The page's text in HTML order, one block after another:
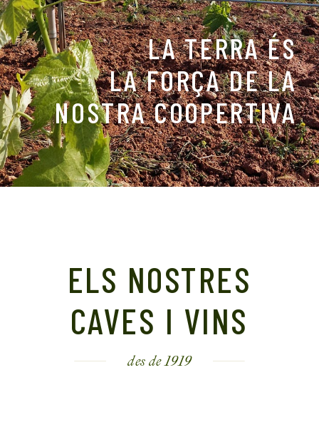
LA TERRA ÉS
LA FORÇA DE LA
NOSTRA COOPERTIVA
ELS NOSTRES
CAVES I VINS
des de 1919